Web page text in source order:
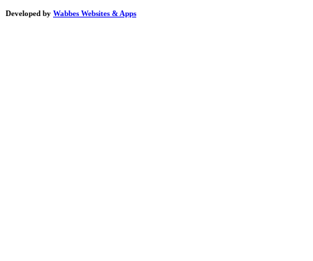
Developed by Wabbes Websites & Apps